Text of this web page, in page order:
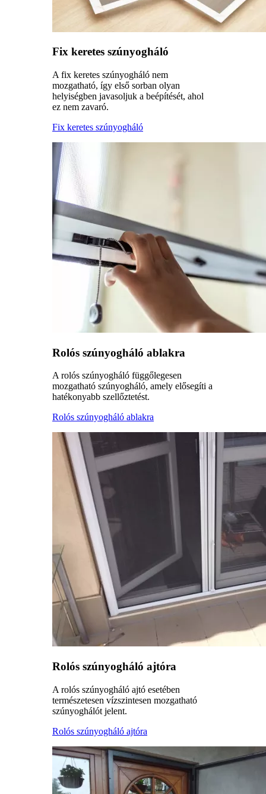
Fix keretes szúnyogháló
A fix keretes szúnyogháló nem
mozgatható, így első sorban olyan
helyiségben javasoljuk a beépítését, ahol
ez nem zavaró.
Fix keretes szúnyogháló
Rolós szúnyogháló ablakra
A rolós szúnyogháló függőlegesen
mozgatható szúnyogháló, amely elősegíti a
hatékonyabb szellőztetést.
Rolós szúnyogháló ablakra
Rolós szúnyogháló ajtóra
A rolós szúnyogháló ajtó esetében
természetesen vízszintesen mozgatható
szúnyoghálót jelent.
Rolós szúnyogháló ajtóra